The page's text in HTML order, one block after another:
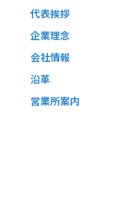
代表挨拶
企業理念
会社情報
沿革
営業所案内